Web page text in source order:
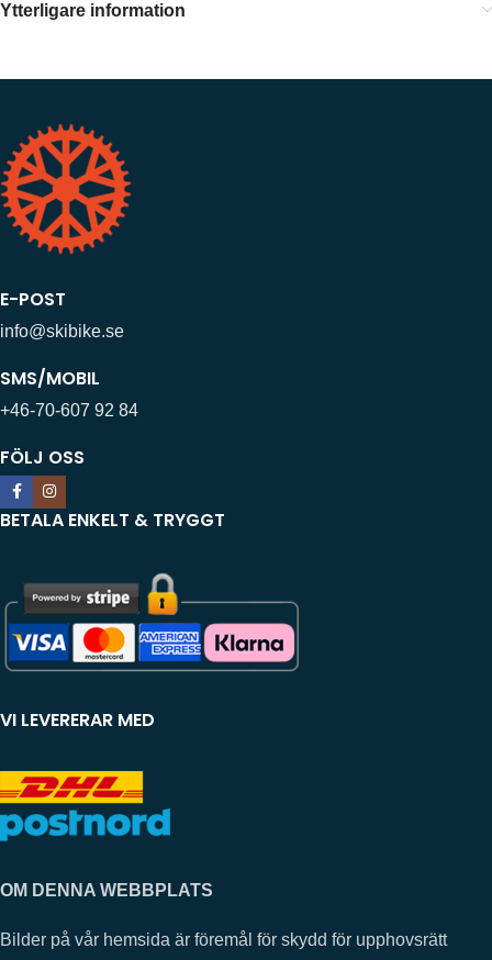
Ytterligare information
E-POST
info@skibike.se
SMS/MOBIL
+46-70-607 92 84
FÖLJ OSS
BETALA ENKELT & TRYGGT
VI LEVERERAR MED
OM DENNA WEBBPLATS
Bilder på vår hemsida är föremål för skydd för upphovsrätt